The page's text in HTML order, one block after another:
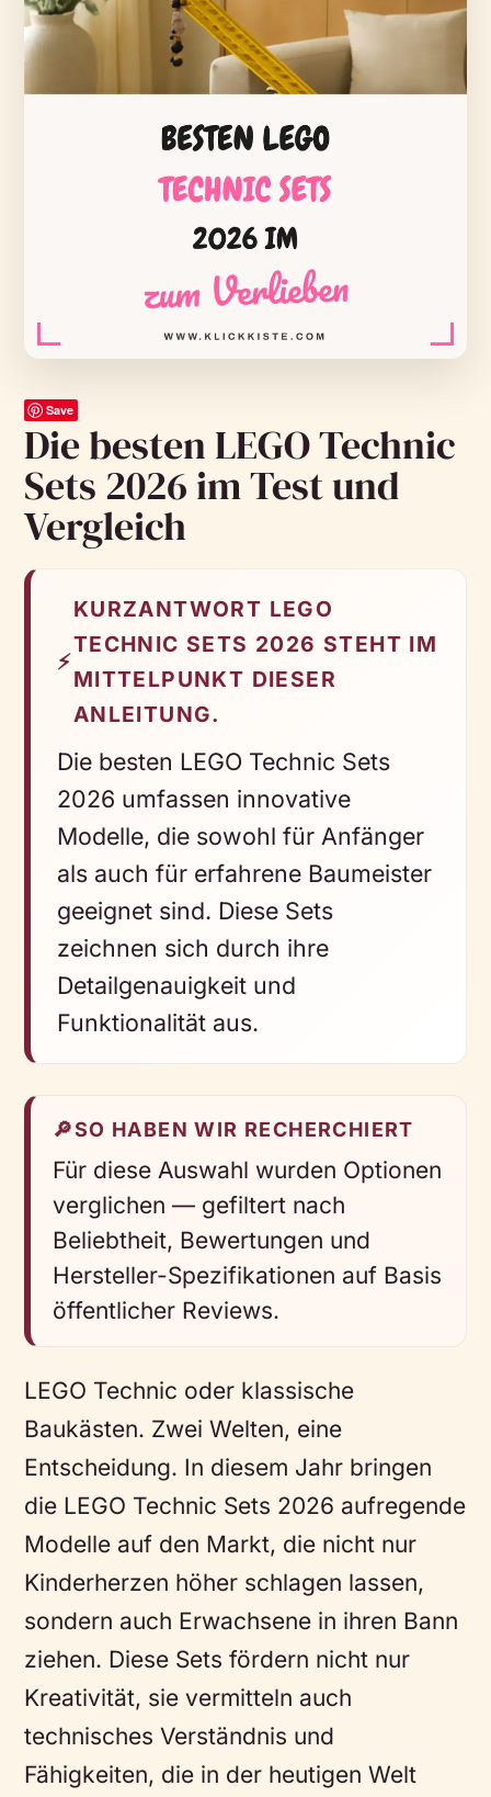
Save
Die besten LEGO Technic
Sets 2026 im Test und
Vergleich
⚡
KURZANTWORT LEGO
TECHNIC SETS 2026 STEHT IM
MITTELPUNKT DIESER
ANLEITUNG.
Die besten LEGO Technic Sets
2026 umfassen innovative
Modelle, die sowohl für Anfänger
als auch für erfahrene Baumeister
geeignet sind. Diese Sets
zeichnen sich durch ihre
Detailgenauigkeit und
Funktionalität aus.
🔎SO HABEN WIR RECHERCHIERT
Für diese Auswahl wurden Optionen
verglichen — gefiltert nach
Beliebtheit, Bewertungen und
Hersteller-Spezifikationen auf Basis
öffentlicher Reviews.
LEGO Technic oder klassische
Baukästen. Zwei Welten, eine
Entscheidung. In diesem Jahr bringen
die LEGO Technic Sets 2026 aufregende
Modelle auf den Markt, die nicht nur
Kinderherzen höher schlagen lassen,
sondern auch Erwachsene in ihren Bann
ziehen. Diese Sets fördern nicht nur
Kreativität, sie vermitteln auch
technisches Verständnis und
Fähigkeiten, die in der heutigen Welt